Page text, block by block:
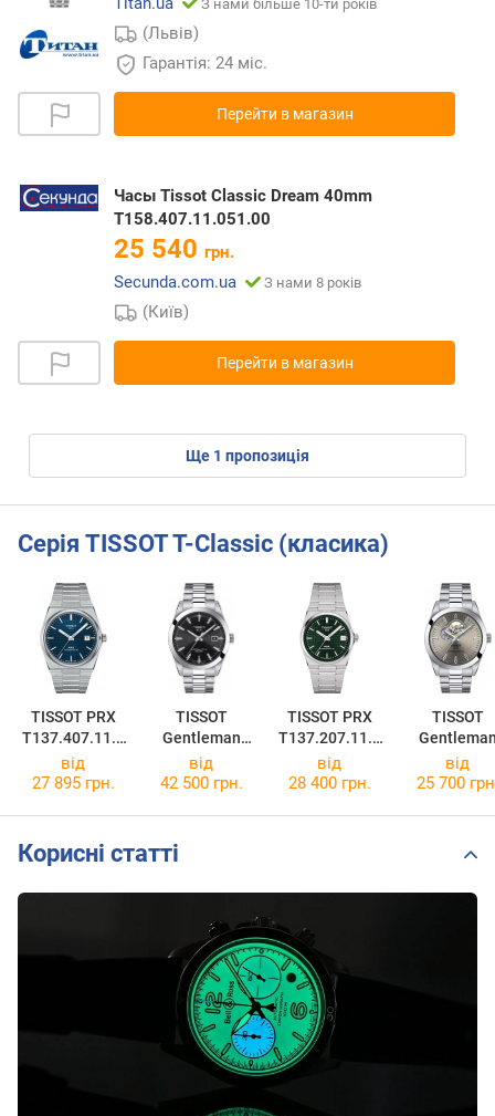
З нами більше 10-ти років
(Львів)
Гарантія: 24 міс.
Перейти в магазин
Часы Tissot Classic Dream 40mm
T158.407.11.051.00
25 540 грн.
Secunda.com.ua
З нами 8 років
(Київ)
Перейти в магазин
ще 1 пропозиція
Серія TISSOT T-Classic (класика)
TISSOT PRX
T137.407.11.0
41.00
TISSOT
Gentleman
Powermatic 80
Silicium
51.00
TISSOT PRX
T137.207.11.0
91.00
TISSOT
Powermatic
від
27 895 грн.
від
42 500 грн.
від
28 400 грн.
від
25 700
Корисні статті